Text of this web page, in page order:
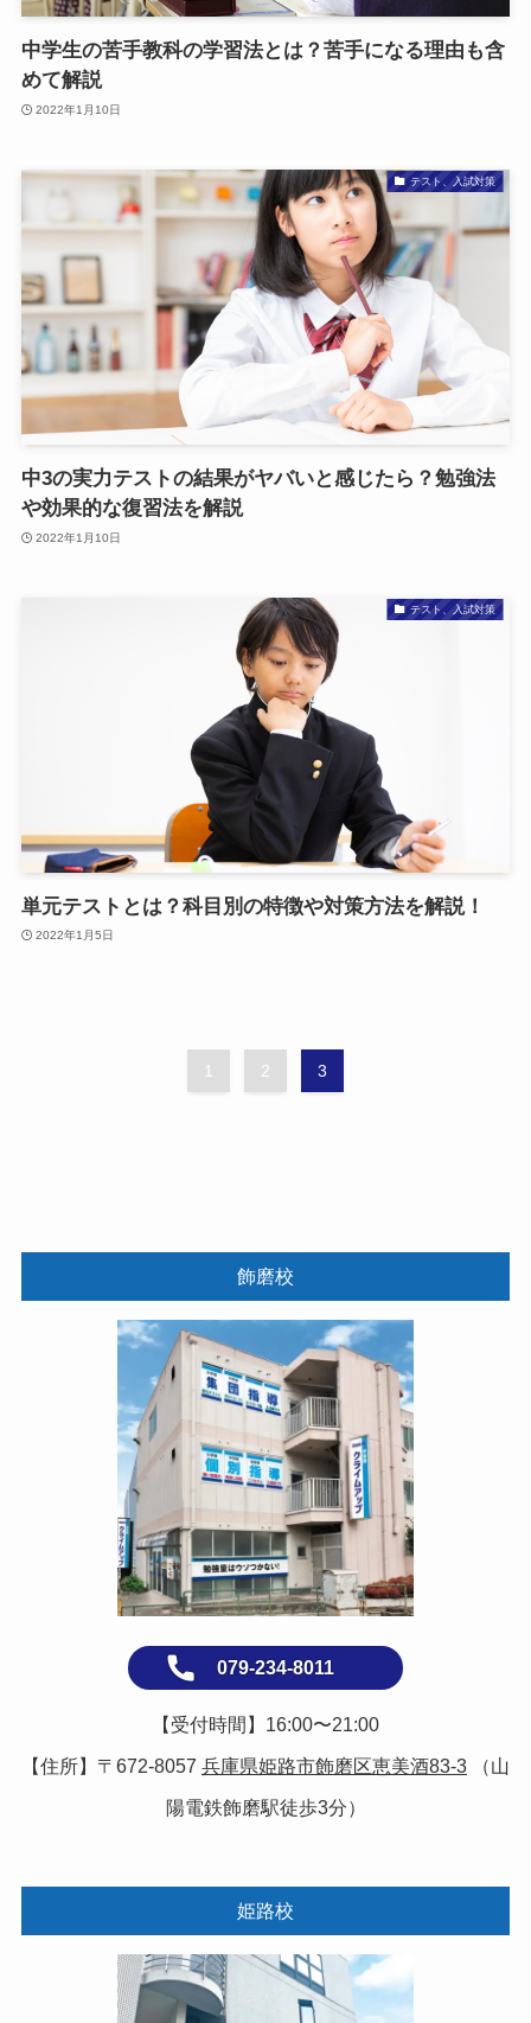
中学生の苦手教科の学習法とは？苦手になる理由も含
めて解説
2022年1月10日
テスト、入試対策
中3の実力テストの結果がヤバいと感じたら？勉強法
や効果的な復習法を解説
2022年1月10日
テスト、入試対策
単元テストとは？科目別の特徴や対策方法を解説！
2022年1月5日
1 2 3
飾磨校
079-234-8011
【受付時間】16:00〜21:00
【住所】〒672-8057 兵庫県姫路市飾磨区恵美酒83-3 （山
陽電鉄飾磨駅徒歩3分）
姫路校